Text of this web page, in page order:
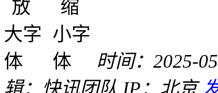
时间：2025-
辑：快讯团队 IP：北京